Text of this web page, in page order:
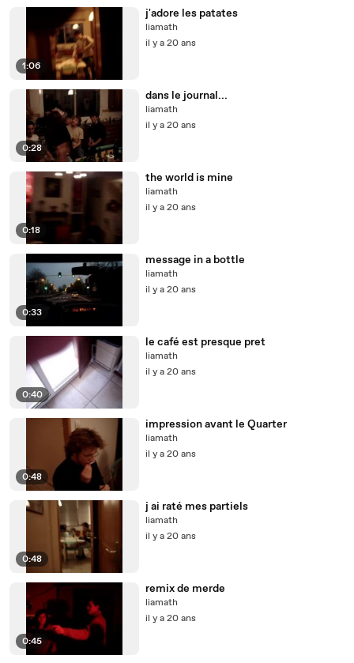
1:06
j'adore les patates
liamath
il y a 20 ans
0:28
dans le journal...
liamath
il y a 20 ans
0:18
the world is mine
liamath
il y a 20 ans
0:33
message in a bottle
liamath
il y a 20 ans
0:40
le café est presque pret
liamath
il y a 20 ans
0:48
impression avant le Quarter
liamath
il y a 20 ans
0:48
j ai raté mes partiels
liamath
il y a 20 ans
0:45
remix de merde
liamath
il y a 20 ans